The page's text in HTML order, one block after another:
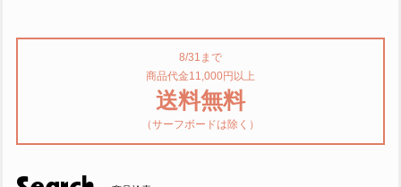
8/31まで
商品代金11,000円以上
送料無料
（サーフボードは除く）